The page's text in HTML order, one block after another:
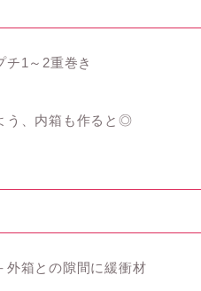
チ1～2重巻き
う、内箱も作ると◎
外箱との隙間に緩衝材